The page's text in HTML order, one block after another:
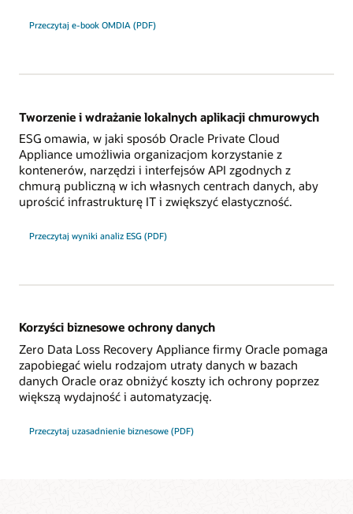
Przeczytaj e-book OMDIA (PDF)
Tworzenie i wdrażanie lokalnych aplikacji chmurowych
ESG omawia, w jaki sposób Oracle Private Cloud
Appliance umożliwia organizacjom korzystanie z
kontenerów, narzędzi i interfejsów API zgodnych z
chmurą publiczną w ich własnych centrach danych, aby
uprościć infrastrukturę IT i zwiększyć elastyczność.
Przeczytaj wyniki analiz ESG (PDF)
Korzyści biznesowe ochrony danych
Zero Data Loss Recovery Appliance firmy Oracle pomaga
zapobiegać wielu rodzajom utraty danych w bazach
danych Oracle oraz obniżyć koszty ich ochrony poprzez
większą wydajność i automatyzację.
Przeczytaj uzasadnienie biznesowe (PDF)